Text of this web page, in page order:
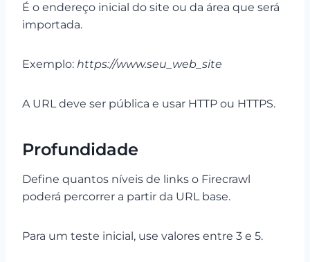
É o endereço inicial do site ou da área que será
importada.
Exemplo: https://www.seu_web_site
A URL deve ser pública e usar HTTP ou HTTPS.
Profundidade
Define quantos níveis de links o Firecrawl
poderá percorrer a partir da URL base.
Para um teste inicial, use valores entre 3 e 5.